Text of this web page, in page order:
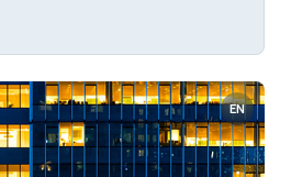
EN